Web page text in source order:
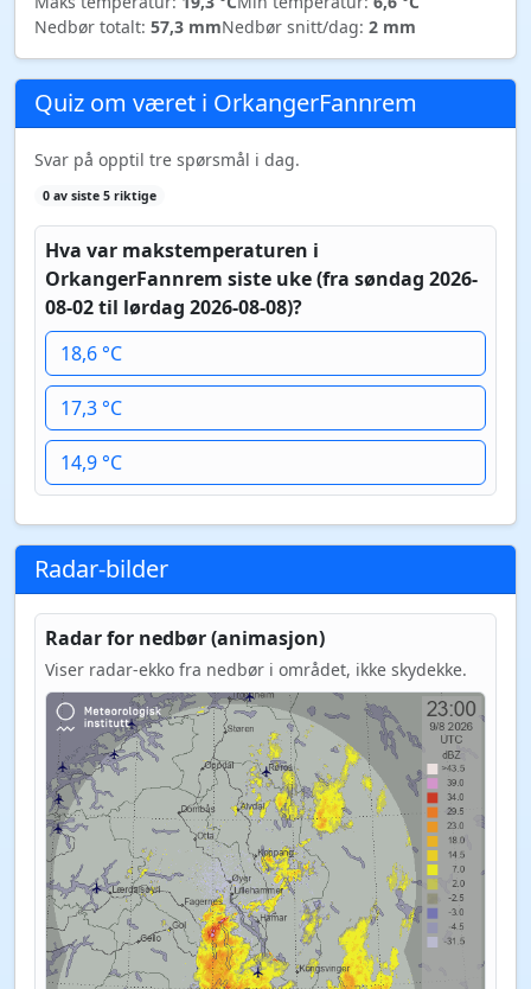
Nedbør totalt: 57,3 mmNedbør snitt/dag: 2 mm
Quiz om været i OrkangerFannrem
Svar på opptil tre spørsmål i dag.
0 av siste 5 riktige
Hva var makstemperaturen i
OrkangerFannrem siste uke (fra søndag 2026-
08-02 til lørdag 2026-08-08)?
18,6 °C
17,3 °C
14,9 °C
Radar-bilder
Radar for nedbør (animasjon)
Viser radar-ekko fra nedbør i området, ikke skydekke.